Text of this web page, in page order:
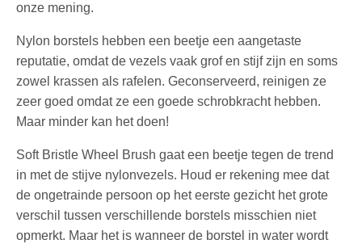
onze mening.
Nylon borstels hebben een beetje een aangetaste
reputatie, omdat de vezels vaak grof en stijf zijn en soms
zowel krassen als rafelen. Geconserveerd, reinigen ze
zeer goed omdat ze een goede schrobkracht hebben.
Maar minder kan het doen!
Soft Bristle Wheel Brush gaat een beetje tegen de trend
in met de stijve nylonvezels. Houd er rekening mee dat
de ongetrainde persoon op het eerste gezicht het grote
verschil tussen verschillende borstels misschien niet
opmerkt. Maar het is wanneer de borstel in water wordt